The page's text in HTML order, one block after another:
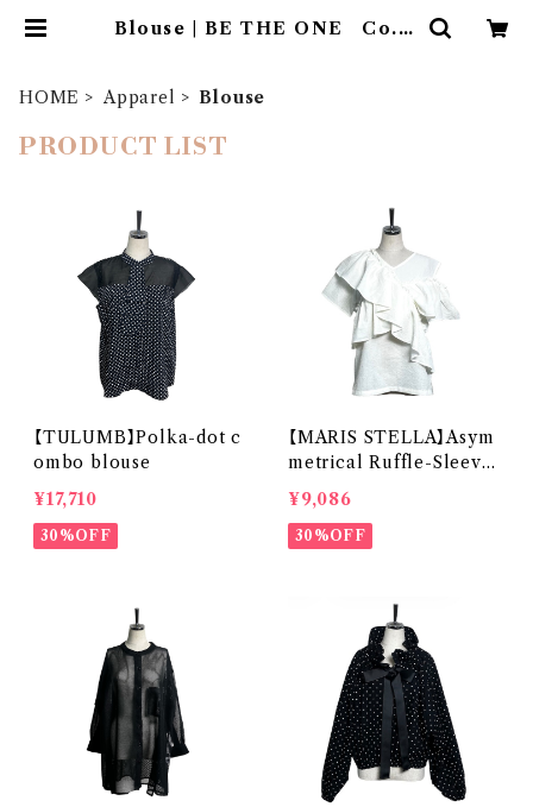
Blouse | BE THE ONE Co.,L
HOME Apparel Blouse
PRODUCT LIST
【TULUMB】Polka-dot c
ombo blouse
¥17,710
30%OFF
【MARIS STELLA】Asym
metrical Ruffle-Sleeve
Blouse
¥9,086
30%OFF